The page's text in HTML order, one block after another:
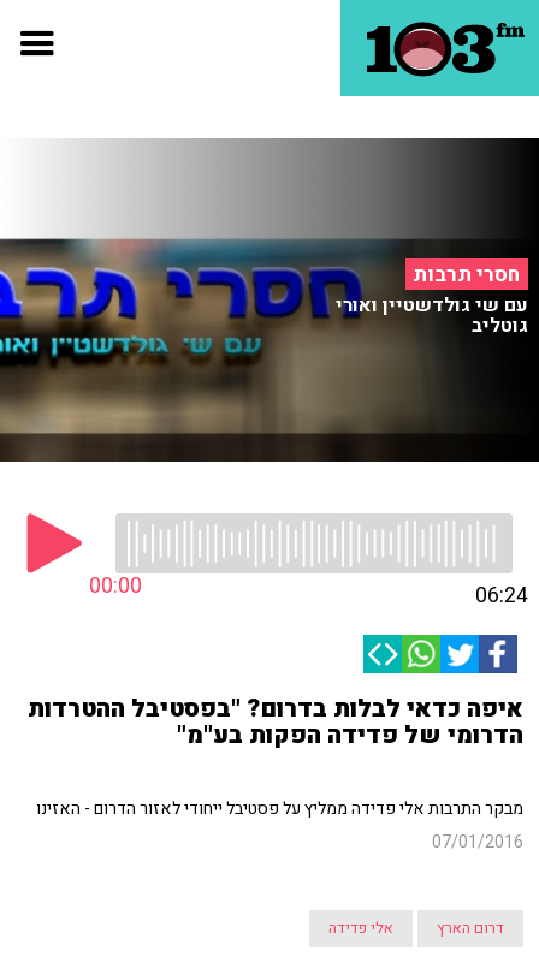
חסרי תרבות
עם שי גולדשטיין ואורי
גוטליב
00:00 06:24
איפה כדאי לבלות בדרום? "בפסטיבל ההטרדות
הדרומי של פדידה הפקות בע"מ"
מבקר התרבות אלי פדידה ממליץ על פסטיבל ייחודי לאזור הדרום - האזינו
07/01/2016
דרום הארץ אלי פדידה